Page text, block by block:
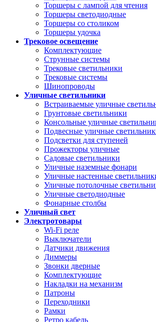
Торшеры с лампой для чтения
Торшеры светодиодные
Торшеры со столиком
Торшеры удочка
Трековое освещение
Комплектующие
Струнные системы
Трековые светильники
Трековые системы
Шинопроводы
Уличные светильники
Встраиваемые уличные
Грунтовые светильники
Консольные уличные
Подвесные уличные
Подсветки для ступеней
Прожекторы уличные
Садовые светильники
Уличные наземные фонари
Уличные настенные
Уличные потолочные
Уличные светодиодные
Фонарные столбы
Уличный свет
Электротовары
Wi-Fi реле
Выключатели
Датчики движения
Диммеры
Звонки дверные
Комплектующие
Накладки на механизм
Патроны
Переходники
Рамки
Ретро кабель